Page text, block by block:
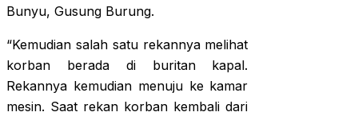
Bunyu, Gusung Burung.
“Kemudian salah satu rekannya melihat
korban berada di buritan kapal.
Rekannya kemudian menuju ke kamar
mesin. Saat rekan korban kembali dari